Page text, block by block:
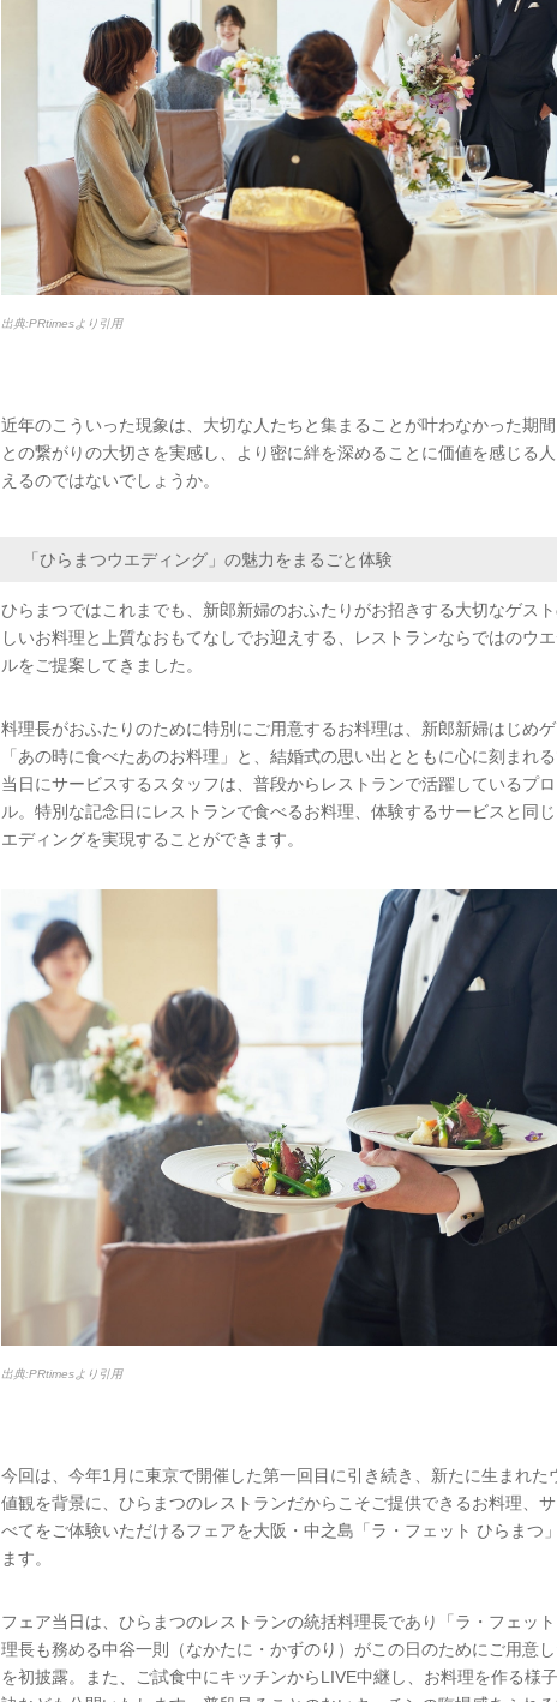
出典:PRtimesより引用
近年のこういった現象は、大切な人たちと集まることが叶わなかった期
との繋がりの大切さを実感し、より密に絆を深めることに価値を感じる
えるのではないでしょうか。
「ひらまつウエディング」の魅力をまるごと体験
ひらまつではこれまでも、新郎新婦のおふたりがお招きする大切なゲス
しいお料理と上質なおもてなしでお迎えする、レストランならではのウ
ルをご提案してきました。
料理長がおふたりのために特別にご用意するお料理は、新郎新婦はじめ
「あの時に食べたあのお料理」と、結婚式の思い出とともに心に刻まれ
当日にサービスするスタッフは、普段からレストランで活躍しているプ
ル。特別な記念日にレストランで食べるお料理、体験するサービスと同
エディングを実現することができます。
出典:PRtimesより引用
今回は、今年1月に東京で開催した第一回目に引き続き、新たに生まれた
値観を背景に、ひらまつのレストランだからこそご提供できるお料理、
べてをご体験いただけるフェアを大阪・中之島「ラ・フェット ひらまつ
ます。
フェア当日は、ひらまつのレストランの統括料理長であり「ラ・フェッ
理長も務める中谷一則（なかたに・かずのり）がこの日のためにご用意
を初披露。また、ご試食中にキッチンからLIVE中継し、お料理を作る様